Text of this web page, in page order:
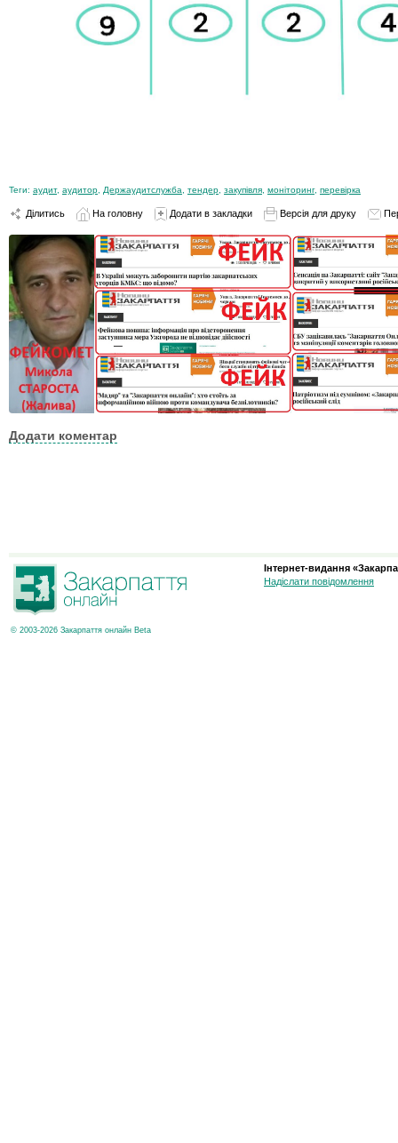
Теги: аудит, аудитор Держаудитслужба тендер закупівля моніторинг, перевірка
Ділитись На головну Додати в закладки Версія для друку
Додати коментар
© 2003-2026 Закарпаття онлайн Beta
Інтернет-видання
Надіслати повідомлення